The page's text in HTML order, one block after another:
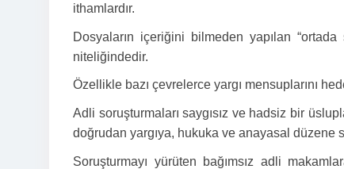
ithamlardır.
Dosyaların içeriğini bilmeden yapılan
niteliğindedir.
Özellikle bazı çevrelerce yargı mensuplarını
Adli soruşturmaları saygısız ve hadsiz bir
doğrudan yargıya, hukuka ve anayasal düzene
Soruşturmayı yürüten bağımsız adli